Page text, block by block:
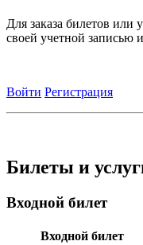
Для заказа билетов или
своей учетной записью
Войти Регистрация
Билеты и
Входной билет
Входной билет